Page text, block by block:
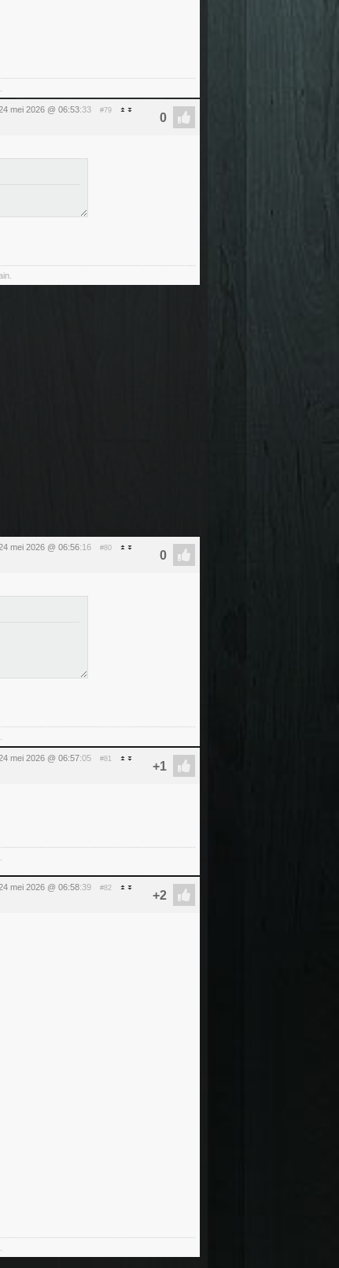
mei 2026 @ 06:53:33 #79
mei 2026 @ 06:56:16 #80
mei 2026 @ 06:57:05 #81
mei 2026 @ 06:58:39 #82